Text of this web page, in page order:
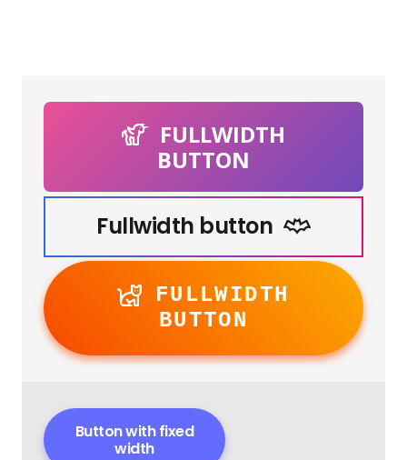
FULLWIDTH
BUTTON
Fullwidth button
FULLWIDTH
BUTTON
Button with fixed
width